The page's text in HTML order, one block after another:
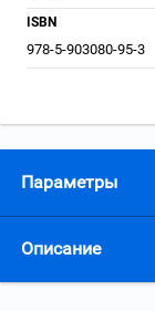
ISBN
978-5-903080-95-3
Параметры
Описание